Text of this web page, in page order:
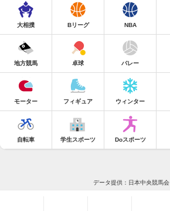
大相撲 Bリーグ NBA
地方競馬 卓球 バレー
モーター フィギュア ウィンター
自転車 学生スポーツ Doスポーツ
データ提供：日本中央競馬会